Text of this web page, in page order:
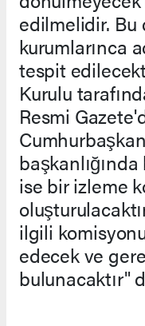
edilmelidir. Bu
kurumlarınca
tespit
Kurulu
Resmi
ise bir izleme
ilgili
edecek ve
bulunacaktır"